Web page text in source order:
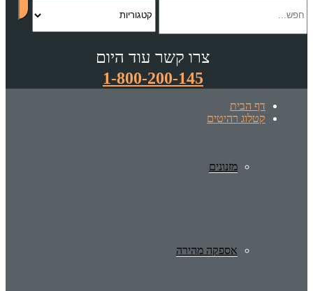
צרו קשר עוד היום
1-800-200-145
דף הבית
קטלוג רהיטים
מזנונים
אספקה מהירה